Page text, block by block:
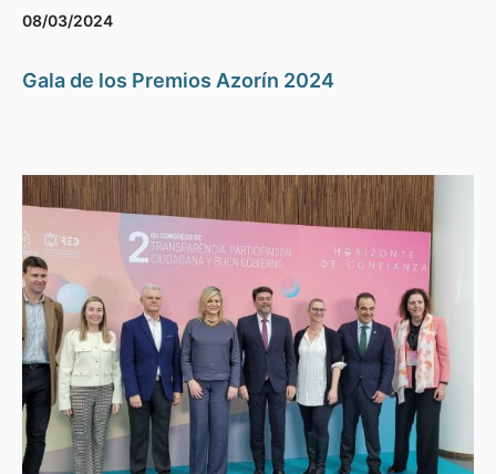
08/03/2024
Gala de los Premios Azorín 2024